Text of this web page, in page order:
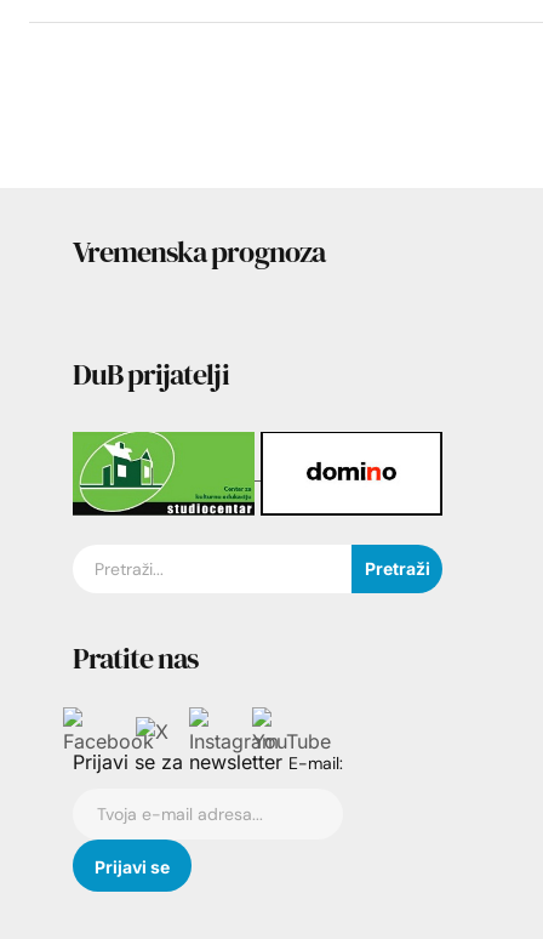
Vremenska prognoza
DuB prijatelji
Pretraži
Pratite nas
Prijavi se za newsletter E-mail: